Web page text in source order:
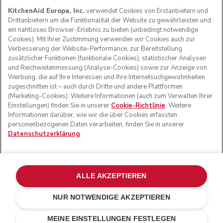
FOLGEN SIE UNS
und das Design der Küchenmaschine sind eingetragene
Marken in den USA und in anderen Ländern.
Meine cookies verwalten
Datenschutzerklärung
KitchenAid Europa, Inc. verwendet Cookies von Erstanbietern und
Drittanbietern um die Funktionalität der Website zu gewährleisten und
ein nahtloses Browser-Erlebnis zu bieten (unbedingt notwendige
Cookies). Mit Ihrer Zustimmung verwenden wir Cookies auch zur
Verbesserung der Website-Performance, zur Bereitstellung
zusätzlicher Funktionen (funktionale Cookies), statistischer Analysen
und Reichweitenmessung (Analyse-Cookies) sowie zur Anzeige von
Werbung, die auf Ihre Interessen und Ihre Internetsuchgewohnheiten
zugeschnitten ist – auch durch Dritte und andere Plattformen
(Marketing-Cookies). Weitere Informationen (auch zum Verwalten Ihrer
Einstellungen) finden Sie in unserer Cookie-Richtlinie. Weitere
Informationen darüber, wie wir die über Cookies erfassten
personenbezogenen Daten verarbeiten, finden Sie in unserer
Datenschutzerklärung.
MEINE EINSTELLUNGEN FESTLEGEN
NUR NOTWENDIGE AKZEPTIEREN
ALLE AKZEPTIEREN